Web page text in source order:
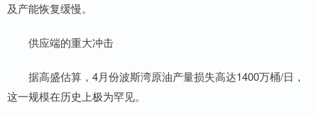
及产能恢复缓慢。
供应端的重大冲击
据高盛估算，4月份波斯湾原油产量损失高达1400万桶/日，
这一规模在历史上极为罕见。